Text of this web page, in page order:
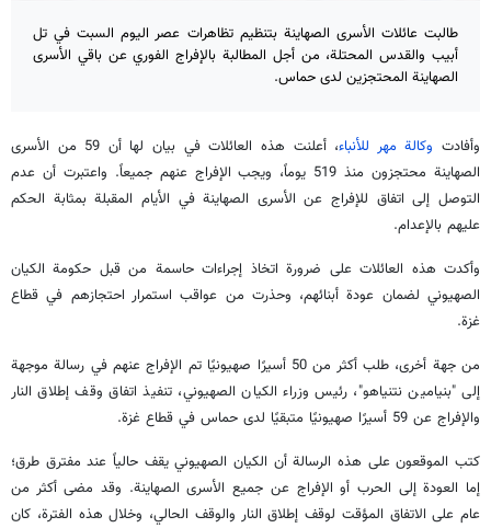
طالبت عائلات الأسرى الصهاينة بتنظيم تظاهرات عصر اليوم السبت في تل
أبيب والقدس المحتلة، من أجل المطالبة بالإفراج الفوري عن باقي الأسرى
الصهاينة المحتجزين لدى حماس.
وأفادت وكالة مهر للأنباء
، أعلنت هذه العائلات في بيان لها أن 59 من الأسرى
الصهاينة محتجزون منذ 519 يوماً، ويجب الإفراج عنهم جميعاً. واعتبرت أن عدم
التوصل إلى اتفاق للإفراج عن الأسرى الصهاينة في الأيام المقبلة بمثابة الحكم
عليهم بالإعدام.
وأكدت هذه العائلات على ضرورة اتخاذ إجراءات حاسمة من قبل حكومة الكيان
الصهيوني لضمان عودة أبنائهم، وحذرت من عواقب استمرار احتجازهم في قطاع
غزة.
من جهة أخرى، طلب أكثر من 50 أسيرًا صهيونيًا تم الإفراج عنهم في رسالة موجهة
إلى "بنيامين نتنياهو"، رئيس وزراء الكيان الصهيوني، تنفيذ اتفاق وقف إطلاق النار
والإفراج عن 59 أسيرًا صهيونيًا متبقيًا لدى حماس في قطاع غزة.
كتب الموقعون على هذه الرسالة أن الكيان الصهيوني يقف حالياً عند مفترق طرق؛
إما العودة إلى الحرب أو الإفراج عن جميع الأسرى الصهاينة. وقد مضى أكثر من
عام على الاتفاق المؤقت لوقف إطلاق النار والوقف الحالي، وخلال هذه الفترة، كان